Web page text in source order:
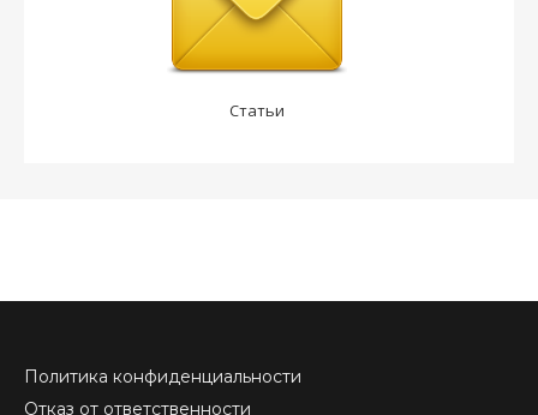
Статьи
Политика конфиденциальности
Отказ от ответственности